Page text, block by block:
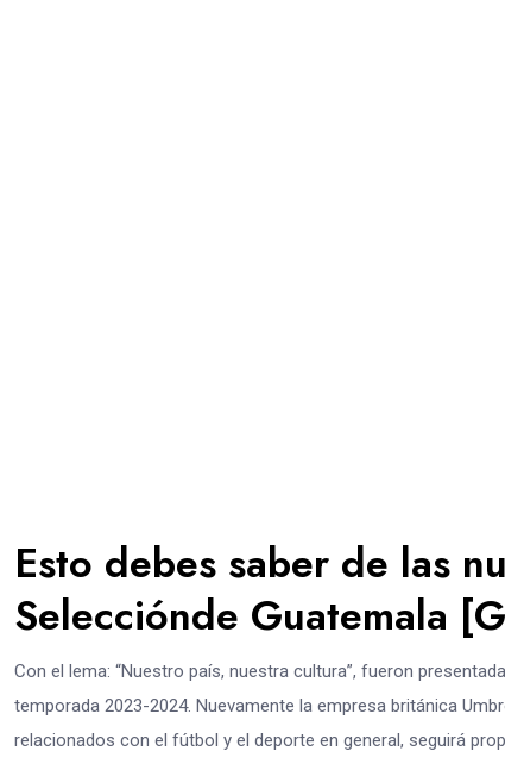
Esto debes saber de las
Selecciónde Guatemala
Con el lema: “Nuestro país, nuestra cultura”, fueron
temporada 2023-2024. Nuevamente la empresa británica
relacionados con el fútbol y el deporte en general, seguirá